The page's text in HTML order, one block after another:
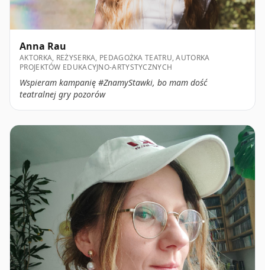
Anna Rau
AKTORKA, REŻYSERKA, PEDAGOŻKA TEATRU, AUTORKA
PROJEKTÓW EDUKACYJNO-ARTYSTYCZNYCH
Wspieram kampanię #ZnamyStawki, bo mam dość
teatralnej gry pozorów